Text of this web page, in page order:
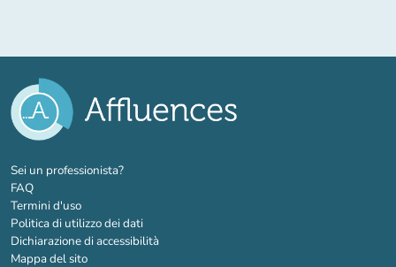
Sei un professionista?(nuova scheda)
FAQ
Termini d'uso
Politica di utilizzo dei dati
Dichiarazione di accessibilità
Mappa del sito